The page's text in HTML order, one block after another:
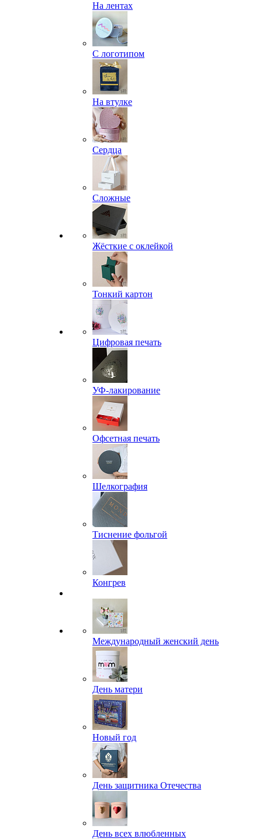
На лентах
С логотипом
На втулке
Сердца
Сложные
Жёсткие с оклейкой
Тонкий картон
Цифровая печать
УФ-лакирование
Офсетная печать
Шелкография
Тиснение фольгой
Конгрев
Международный женский день
День матери
Новый год
День защитника Отечества
День всех влюбленных